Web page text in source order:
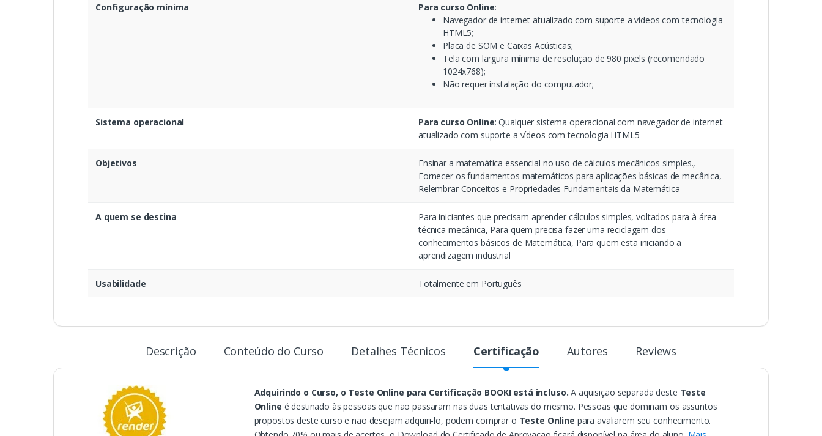
Configuração mínima Para curso Online:
Navegador de internet atualizado com suporte a vídeos com tecnologia
HTML5;
Placa de SOM e Caixas Acústicas;
Tela com largura mínima de resolução de 980 pixels (recomendado
1024x768);
Não requer instalação do computador;
Sistema operacional Para curso Online: Qualquer sistema operacional com navegador de internet
atualizado com suporte a vídeos com tecnologia HTML5
Objetivos
Ensinar a matemática essencial no uso de cálculos mecânicos simples.,
Fornecer os fundamentos matemáticos para aplicações básicas de mecânica,
Relembrar Conceitos e Propriedades Fundamentais da Matemática
A quem se destina
Para iniciantes que precisam aprender cálculos simples, voltados para à área
técnica mecânica, Para quem precisa fazer uma reciclagem dos
conhecimentos básicos de Matemática, Para quem esta iniciando a
aprendizagem industrial
Usabilidade Totalmente em Português
Descrição Conteúdo do Curso Detalhes Técnicos Certificação Autores Reviews
Adquirindo o Curso, o Teste Online para Certificação BOOKI está incluso. A aquisição separada deste Teste
Online é destinado às pessoas que não passaram nas duas tentativas do mesmo. Pessoas que dominam os assuntos
propostos deste curso e não desejam adquiri-lo, podem comprar o Teste Online para avaliarem seu conhecimento.